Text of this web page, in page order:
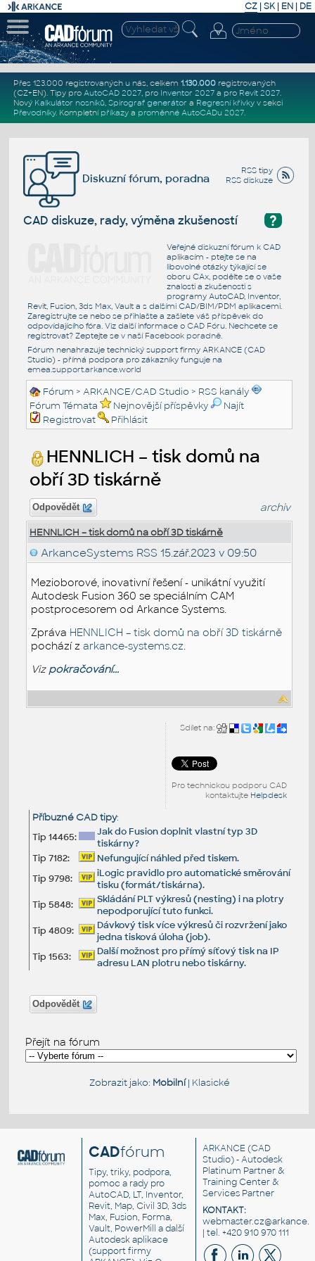
CZ | SK| EN | DE
Přes 123.000 registrovaných u nás, celkem 1.130.000registrovaných
(CZ+EN). Tipy pro AutoCAD 2027, pro Inventor 2027a pro Revit 2027.
Nový Kalkulátor nosníků, Spirograf generátor a Regresní křivkyv sekci
Převodníky. Kompletní příkazya proměnné AutoCADu 2027.
RSS tipy
RSS diskuze
Diskuzní fórum, poradna
?
CAD diskuze, rady, výměna zkušeností
Veřejné diskuzní fórum k CAD
aplikacím - ptejte se na
libovolné otázky týkající se
oboru CAx, podělte se o vaše
znalosti a zkušenosti s
programy AutoCAD, Inventor,
Revit, Fusion, 3ds Max, Vault a s dalšími CAD/BIM/PDM aplikacemi.
Zaregistrujte se nebo se přihlašte a zašlete váš příspěvek do
odpovídajícího fóra. Viz další informace o CAD Fóru. Nechcete se
registrovat? Zeptejte se v naší Facebook poradně.
Fórum nenahrazuje technický support firmy ARKANCE (CAD
Studio) - přímá podpora pro zákazníky funguje na
emea.support.arkance.world
Fórum >ARKANCE/CAD Studio > RSS kanály
Fórum Témata
Nejnovější příspěvky
Najít
Registrovat
Přihlásit
HENNLICH – tisk domů na
obří 3D tiskárně
Odpovědět archiv
HENNLICH – tisk domů na obří 3D tiskárně
ArkanceSystems RSS 15.zář.2023 v 09:50
Mezioborové, inovativní řešení - unikátní využití
Autodesk Fusion 360 se speciálním CAM
postprocesorem od Arkance Systems.
Zpráva HENNLICH – tisk domů na obří 3D tiskárně
pochází zarkance-systems.cz.
Viz pokračování...
Sdílet na:
Pro technickou podporu CAD
kontaktujte Helpdesk
Příbuzné CAD tipy:
Tip 14465:
Jak do Fusion doplnit vlastní typ 3D
tiskárny?
Tip 7182:
Nefungující náhled před tiskem.
Tip 9798:
iLogic pravidlo pro automatické směrování
tisku (formát/tiskárna).
Tip 5848:
Skládání PLT výkresů (nesting) i na plotry
nepodporující tuto funkci.
Tip 4809:
Dávkový tisk více výkresů či rozvržení jako
jedna tisková úloha (job).
Tip 1563:
Další možnost pro přímý síťový tisk na IP
adresu LAN plotru nebo tiskárny.
Odpovědět
Přejít na fórum
Zobrazit jako: Mobilní| Klasické
CADfórum
Tipy, triky, podpora,
pomoc a rady pro
AutoCAD, LT, Inventor,
Revit, Map, Civil 3D, 3ds
Max, Fusion, Forma,
Vault, PowerMill a další
Autodesk aplikace
(support firmy
ARKANCE (CAD
Studio) - Autodesk
Platinum Partner &
Training Center &
Services Partner
KONTAKT:
| tel. +420 910 970 111